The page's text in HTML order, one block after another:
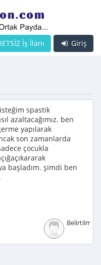
Giriş
İş İlanı
spastik
azaltacağımız. ben
yapılarak
son zamanlarda
çocukla
başladım. şimdi ben